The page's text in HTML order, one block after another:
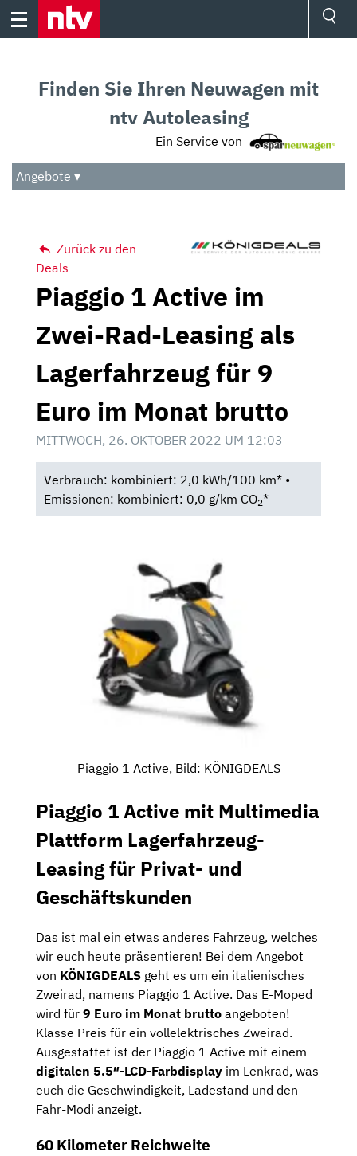
Skip
Audio
Das Beste
Finden Sie Ihren Neuwagen mit
ntv Autoleasing
Ein Service von
Angebote ▾
Zurück zu den
Deals
Piaggio 1 Active im
Zwei-Rad-Leasing als
Lagerfahrzeug für 9
Euro im Monat brutto
MITTWOCH, 26. OKTOBER 2022 UM 12:03
Verbrauch: kombiniert: 2,0 kWh/100 km* •
Emissionen: kombiniert: 0,0 g/km CO2*
Piaggio 1 Active, Bild: KÖNIGDEALS
Piaggio 1 Active mit Multimedia
Plattform Lagerfahrzeug-
Leasing für Privat- und
Geschäftskunden
Das ist mal ein etwas anderes Fahrzeug, welches
wir euch heute präsentieren! Bei dem Angebot
von KÖNIGDEALS geht es um ein italienisches
Zweirad, namens Piaggio 1 Active. Das E-Moped
wird für 9 Euro im Monat brutto angeboten!
Klasse Preis für ein vollelektrisches Zweirad.
Ausgestattet ist der Piaggio 1 Active mit einem
digitalen 5.5″-LCD-Farbdisplay im Lenkrad, was
euch die Geschwindigkeit, Ladestand und den
Fahr-Modi anzeigt.
60 Kilometer Reichweite